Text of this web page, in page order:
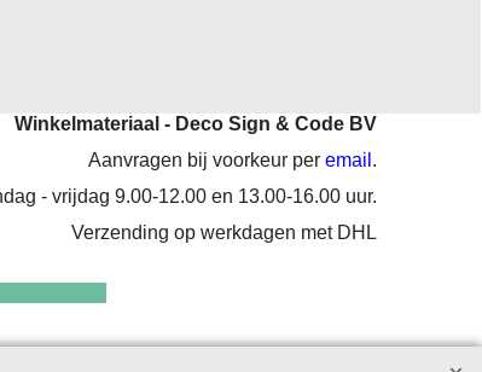
Winkelmateriaal - Deco Sign & Code BV
Aanvragen bij voorkeur per email .
- vrijdag 9.00-12.00 en 13.00-16.00 uur.
Verzending op werkdagen met DHL